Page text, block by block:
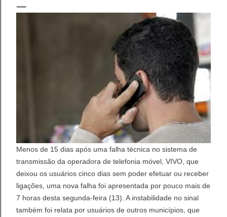
Menos de 15 dias após uma falha técnica no sistema de
transmissão da operadora de telefonia móvel, VIVO, que
deixou os usuários cinco dias sem poder efetuar ou receber
ligações, uma nova falha foi apresentada por pouco mais de
7 horas desta segunda-feira (13). A instabilidade no sinal
também foi relata por usuários de outros municípios, que